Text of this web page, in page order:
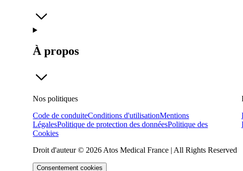
À propos
Nos politiques
Code de conduiteConditions d'utilisationMentions
LégalesPolitique de protection des donnéesPolitique des
Cookies
Droit d'auteur © 2026 Atos Medical France | All Rights Reserved
Consentement cookies